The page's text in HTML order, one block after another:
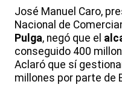
José Manuel Caro,
Nacional de
Pulga, negó que el
conseguido 400
Aclaró que sí
millones por parte de